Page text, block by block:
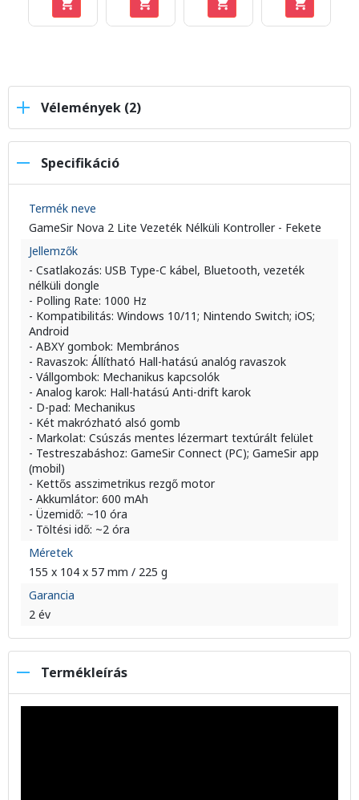
Vélemények (2)
Specifikáció
Termék neve
GameSir Nova 2 Lite Vezeték Nélküli Kontroller - Fekete
Jellemzők
- Csatlakozás: USB Type-C kábel, Bluetooth, vezeték
nélküli dongle
- Polling Rate: 1000 Hz
- Kompatibilitás: Windows 10/11; Nintendo Switch; iOS;
Android
- ABXY gombok: Membrános
- Ravaszok: Állítható Hall-hatású analóg ravaszok
- Vállgombok: Mechanikus kapcsolók
- Analog karok: Hall-hatású Anti-drift karok
- D-pad: Mechanikus
- Két makrózható alsó gomb
- Markolat: Csúszás mentes lézermart textúrált felület
- Testreszabáshoz: GameSir Connect (PC); GameSir app
(mobil)
- Kettős asszimetrikus rezgő motor
- Akkumlátor: 600 mAh
- Üzemidő: ~10 óra
- Töltési idő: ~2 óra
Méretek
155 x 104 x 57 mm / 225 g
Garancia
2 év
Termékleírás